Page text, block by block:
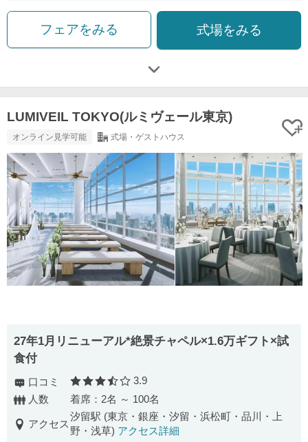
フェアをみる 式場をみる
LUMIVEIL TOKYO(ルミヴェール東京)
オンライン見学可能 式場・ゲストハウス
27年1月リニューアル*絶景チャペル×1.6万ギフト×試
食付
口コミ 口コミ評価
3.9
人数
着席：2名 ～ 100名
アクセス
汐留駅 (東京・銀座・汐留・浜松町・品川・上
野・浅草) アクセス詳細